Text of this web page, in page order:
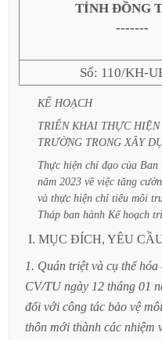
TỈNH ĐỒNG
-------
Số: 110/KH-
KẾ HOẠCH
TRIỂN KHAI THỰC HIỆN
TRƯỜNG TRONG XÂY
Thực hiện chỉ đạo của Ban
năm 2023 về việc tăng
và thực hiện chỉ tiêu môi
Tháp ban hành Kế hoạch
I. MỤC ĐÍCH, YÊU
1. Quán triệt và cụ thể hóa
CV/TU ngày 12 tháng 01
đối với công tác bảo vệ môi
thôn mới thành các nhiệm